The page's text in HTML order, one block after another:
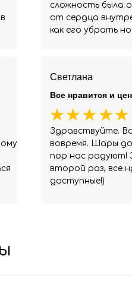
Светлана
Здравствуйте.
вовремя. Шары
пор нас радуют!
второй раз, все
доступные!)
Все нравится и
сложность была
от сердца
как его убрать